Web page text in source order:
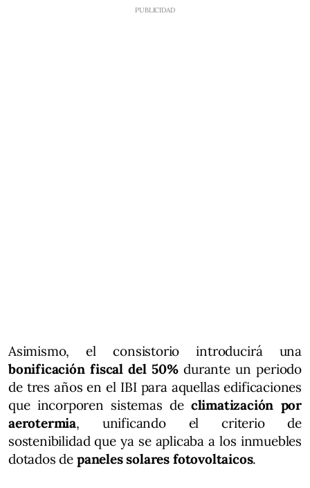
Asimismo, el consistorio introducirá una
bonificación fiscal del 50%durante un periodo
de tres años en el IBI para aquellas edificaciones
que incorporen sistemas de climatización por
aerotermia, unificando el criterio de
sostenibilidad que ya se aplicaba a los inmuebles
dotados de paneles solares fotovoltaicos.